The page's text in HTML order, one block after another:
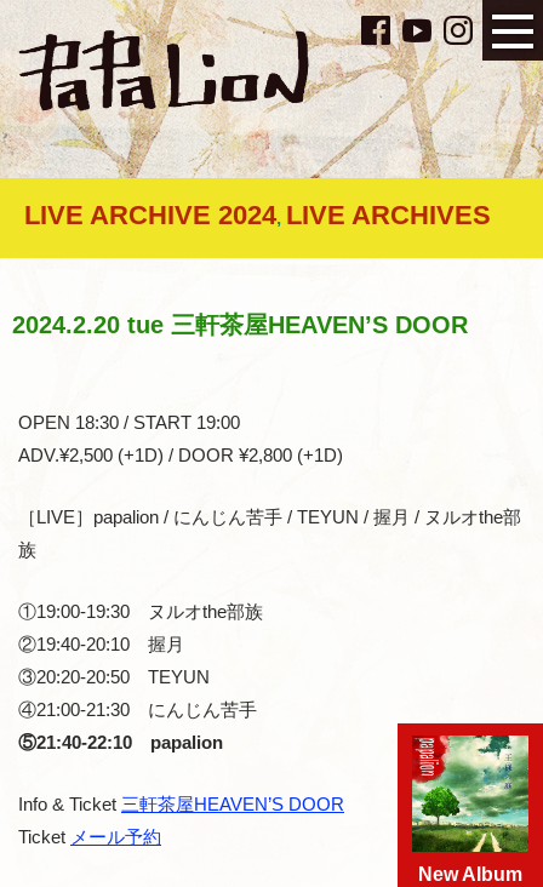
LIVE ARCHIVE 2024, LIVE ARCHIVES
2024.2.20 tue 三軒茶屋HEAVEN’S DOOR
OPEN 18:30 / START 19:00
ADV.¥2,500 (+1D) / DOOR ¥2,800 (+1D)
［LIVE］papalion / にんじん苦手 / TEYUN / 握月 / ヌルオthe部
族
①19:00-19:30 ヌルオthe部族
②19:40-20:10 握月
③20:20-20:50 TEYUN
④21:00-21:30 にんじん苦手
⑤21:40-22:10 papalion
Info & Ticket 三軒茶屋HEAVEN’S DOOR
Ticket メール予約
New Album